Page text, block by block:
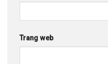
Trang web